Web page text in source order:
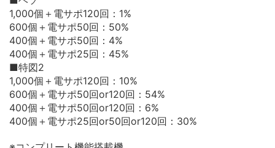
1,000個＋電サポ120回：1%
600個＋電サポ50回：50%
400個＋電サポ50回：4%
400個＋電サポ25回：45%
■特図2
1,000個＋電サポ120回：10%
600個＋電サポ50回or120回：54%
400個＋電サポ50回or120回：6%
400個＋電サポ25回or50回or120回：30%